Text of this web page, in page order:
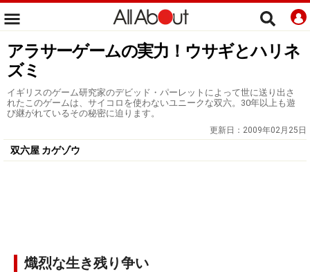
アラサーゲームの実力！ウサギとハリネ
ズミ
イギリスのゲーム研究家のデビッド・パーレットによって世に送り出さ
れたこのゲームは、サイコロを使わないユニークな双六。30年以上も遊
び継がれているその秘密に迫ります。
更新日： 2009年02月25日
双六屋 カゲゾウ
熾烈な生き残り争い